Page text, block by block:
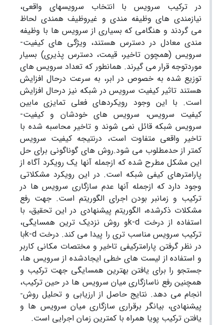
در ترکیب ­سرویس با انتخاب سرویس­های واقعی،
نیازمندی ­های وظیفه ­مندی و غیر­وظیف ه­مندی لحاظ
می­ گردند و هنگامی که بسیاری از سرویس ­ها با وظیفه
­مندی معادل در دسترس هستند، ویژگی­ های کیفیت­
سرویس (همچون تاخیر، قیمت، دسترس­ پذیری) بسیار
مورد­توجه قرار می ­گیرند. همانطور که تعداد سرویس­ های
توزیع ­شده به ­خصوص در ابر، به­ سرعت در­حال افزایش
هستند تاثیر کیفیت ­سرویس در شبکه نیز در­حال افزایش
است. با این­ وجود رویکرد­های فعلی تمایزی ما­بین
کیفیت ­سرویس، سرویس­ های خودشان و کیفیت­
سرویس شبکه قائل نمی­ شوند و تاخیر محاسبه ­شده با
تاخیر واقعی متفاوت است، در­نتیجه کیفیت­ سرویس
کمتر­ از حد­مطلوب می ­شود.روش ­های گوناگونی برای حل
این مشکل مطرح­ شده که از­جمله آنها یک رویکرد آگاه از
پارامتر­های کیفی شبکه است. در این رویکرد مشکلاتی
وجود دارد که از­جمله آنها عدم­ سازگاری سرویس­ ها در
ترکیب و زمانبر بودن اجرای الگوریتم است. جهت رفع
مشکلات ذکر­شده، الگوریتم ­­پیشنهادی در این تحقیق، با
استفاده از درخت k-dو روش نزدیک ترین­ همسایگی،
ترکیب­ سرویس مناسب ­تری را پیدا می­ کند. درخت k-dبا
در نظر گرفتن پارامتر­کیفی تاخیر و مختصات ­مکانی کاربر
و استفاده از لیست­ های­ خطی ایجاد­شده از سرویس­ ها،
جستجو را برای یافتن بهترین همسایگی جهت ترکیب و
همچنین رفع ناسازگاری میان سرویس­ ها در حین ترکیب،
انجام می ­دهد. نتایج حاصل از ارزیابی و تحلیل روش­
پیشنهادی، بیانگر برقراری سازگاری میان سرویس­ ها و
یافتن ترکیب­ پویا همراه با کم­ترین زمان ­اجرایی است.